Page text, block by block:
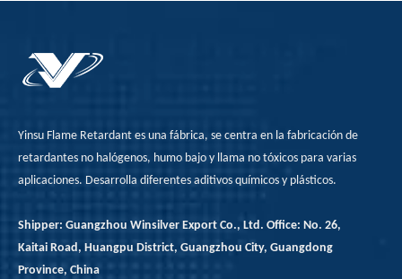
Yinsu Flame Retardant es una fábrica, se centra en la fabricación de
retardantes no halógenos, humo bajo y llama no tóxicos para varias
aplicaciones. Desarrolla diferentes aditivos químicos y plásticos.
Shipper: Guangzhou Winsilver Export Co., Ltd. Office: No. 26,
Kaitai Road, Huangpu District, Guangzhou City, Guangdong
Province, China